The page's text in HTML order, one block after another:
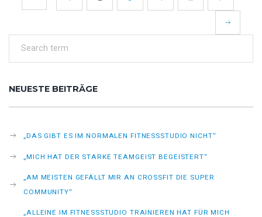
NEUESTE BEITRÄGE
„DAS GIBT ES IM NORMALEN FITNESSSTUDIO NICHT“
„MICH HAT DER STARKE TEAMGEIST BEGEISTERT“
„AM MEISTEN GEFÄLLT MIR AN CROSSFIT DIE SUPER
COMMUNITY“
„ALLEINE IM FITNESSSTUDIO TRAINIEREN HAT FÜR MICH